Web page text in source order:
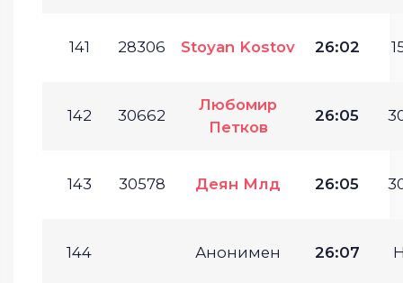
141 28306 Stoyan Kostov 26:02
142 30662
Любомир
Петков
26:05
143 30578 Деян Млд 26:05
144 Анонимен 26:07